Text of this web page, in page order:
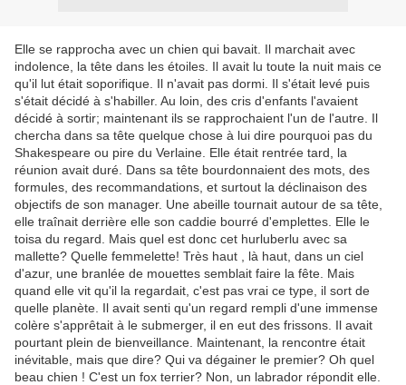
Elle se rapprocha avec un chien qui bavait. Il marchait avec
indolence, la tête dans les étoiles. Il avait lu toute la nuit mais ce
qu'il lut était soporifique. Il n'avait pas dormi. Il s'était levé puis
s'était décidé à s'habiller. Au loin, des cris d'enfants l'avaient
décidé à sortir; maintenant ils se rapprochaient l'un de l'autre. Il
chercha dans sa tête quelque chose à lui dire pourquoi pas du
Shakespeare ou pire du Verlaine. Elle était rentrée tard, la
réunion avait duré. Dans sa tête bourdonnaient des mots, des
formules, des recommandations, et surtout la déclinaison des
objectifs de son manager. Une abeille tournait autour de sa tête,
elle traînait derrière elle son caddie bourré d'emplettes. Elle le
toisa du regard. Mais quel est donc cet hurluberlu avec sa
mallette? Quelle femmelette! Très haut , là haut, dans un ciel
d'azur, une branlée de mouettes semblait faire la fête. Mais
quand elle vit qu'il la regardait, c'est pas vrai ce type, il sort de
quelle planète. Il avait senti qu'un regard rempli d'une immense
colère s'apprêtait à le submerger, il en eut des frissons. Il avait
pourtant plein de bienveillance. Maintenant, la rencontre était
inévitable, mais que dire? Qui va dégainer le premier? Oh quel
beau chien ! C'est un fox terrier? Non, un labrador répondit elle.